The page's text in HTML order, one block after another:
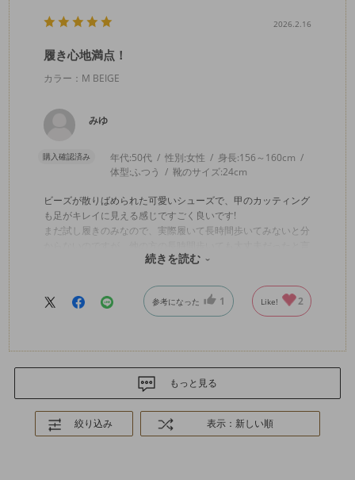
2026.2.16
履き心地満点！
カラー：M BEIGE
みゆ
購入確認済み 年代:50代 性別:女性 身長:156～160cm
体型:ふつう 靴のサイズ:24cm
ビーズが散りばめられた可愛いシューズで、甲のカッティング
も足がキレイに見える感じですごく良いです!
まだ試し履きのみなので、実際履いて長時間歩いてみないと分
うレビューを信じて、期待しています😊
続きを読む
参考になった 1 Like! 2
もっと見る
絞り込み 表示：新しい順